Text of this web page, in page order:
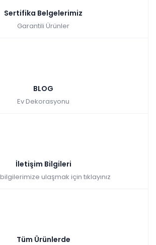
taksit
Sertifika Belgelerimiz
Garantili Ürünler
BLOG
Ev Dekorasyonu
İletişim Bilgileri
ulaşmak için tıklayınız
Tüm Ürünlerde